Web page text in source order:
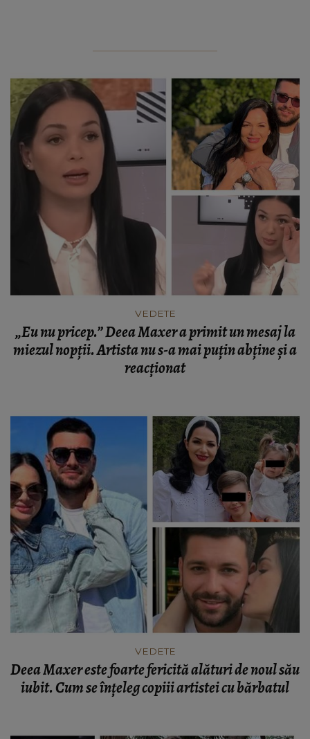
VEDETE
„Eu nu pricep.” Deea Maxer a primit un mesaj la
miezul nopții. Artista nu s-a mai puțin abține și a
reacționat
VEDETE
Deea Maxer este foarte fericită alături de noul său
iubit. Cum se înțeleg copiii artistei cu bărbatul